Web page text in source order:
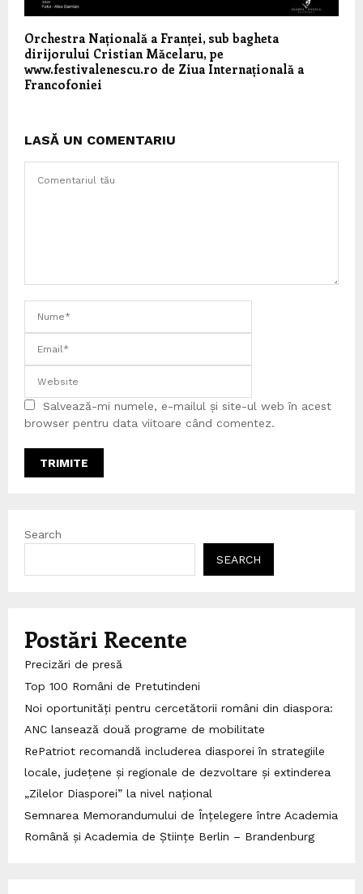
Orchestra Națională a Franței, sub bagheta
dirijorului Cristian Măcelaru, pe
www.festivalenescu.ro de Ziua Internațională a
Francofoniei
LASĂ UN COMENTARIU
Salvează-mi numele, e-mailul și site-ul web în acest
browser pentru data viitoare când comentez.
Search
SEARCH
Postări Recente
Precizări de presă
Top 100 Români de Pretutindeni
Noi oportunități pentru cercetătorii români din diaspora:
ANC lansează două programe de mobilitate
RePatriot recomandă includerea diasporei în strategiile
locale, județene și regionale de dezvoltare și extinderea
„Zilelor Diasporei” la nivel național
Semnarea Memorandumului de Înțelegere între Academia
Română și Academia de Științe Berlin – Brandenburg